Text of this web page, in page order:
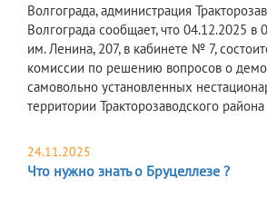
Волгограда, администрация
Волгограда сообщает, что 04.12.2025 в
им. Ленина, 207, в кабинете № 7,
комиссии по решению вопросов о
самовольно установленных
территории Тракторозаводского
24.11.2025
Что нужно знать о Бруцеллезе ?